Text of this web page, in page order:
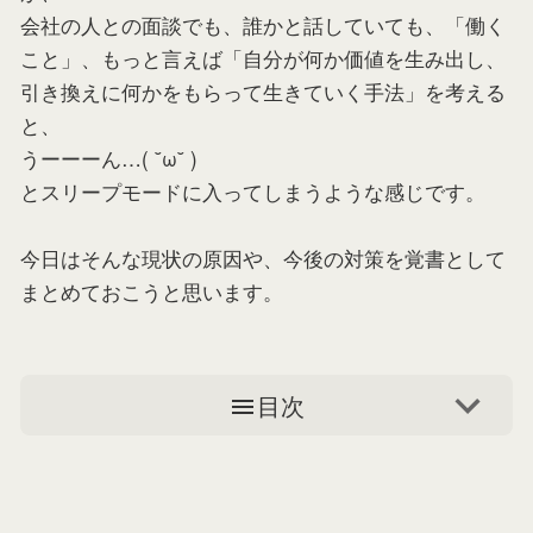
会社の人との面談でも、誰かと話していても、「働く
こと」、もっと言えば「自分が何か価値を生み出し、
引き換えに何かをもらって生きていく手法」を考える
と、
うーーーん…( ˘ω˘ )
とスリープモードに入ってしまうような感じです。
今日はそんな現状の原因や、今後の対策を覚書として
まとめておこうと思います。
目次